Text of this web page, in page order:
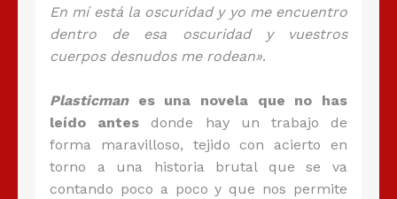
En mí está la oscuridad y yo me encuentro
dentro de esa oscuridad y vuestros
cuerpos desnudos me rodean».
Plasticmanes una novela que no has
leído antes donde hay un trabajo de
forma maravilloso, tejido con acierto en
torno a una historia brutal que se va
contando poco a poco y que nos permite